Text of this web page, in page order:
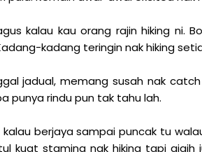
kalau kau orang rajin hiking ni.
kadang teringin nak hiking
jadual, memang susah nak
punya rindu pun tak tahu lah.
berjaya sampai puncak tu
kuat stamina nak hiking tapi gigih